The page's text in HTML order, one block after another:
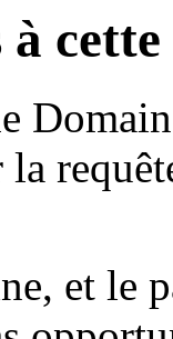
à
la
et le